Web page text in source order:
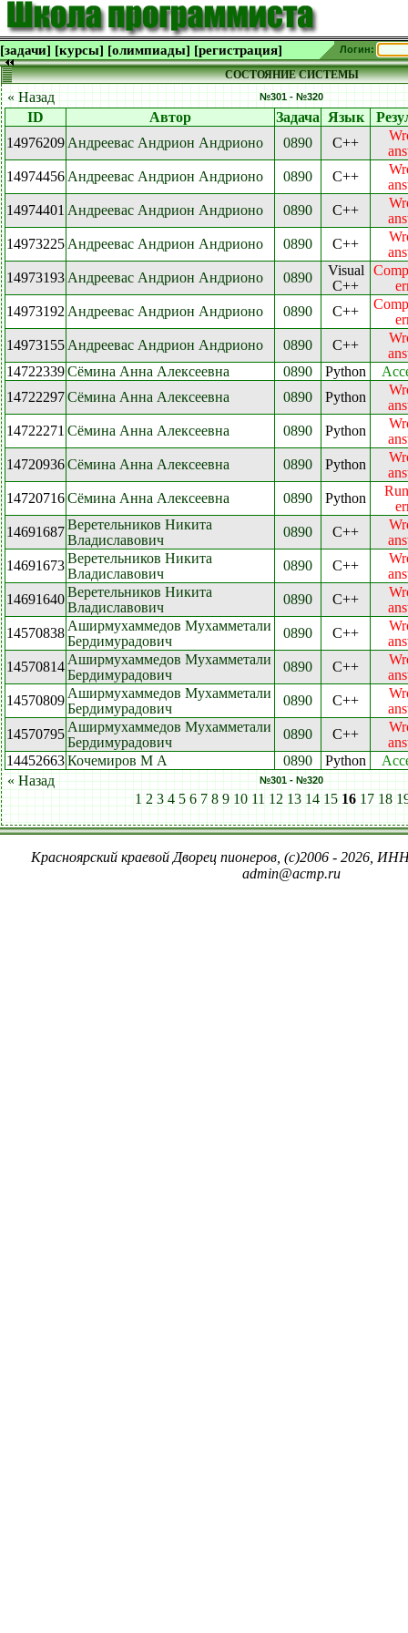
[задачи] [курсы] [олимпиады] [регистрация] Логин:
СОСТОЯНИЕ СИСТЕМЫ
« Назад №301 - №320
ID Автор Задача Язык
14976209 Андреевас Андрион Андрионо 0890 C++
14974456 Андреевас Андрион Андрионо 0890 C++
14974401 Андреевас Андрион Андрионо 0890 C++
14973225 Андреевас Андрион Андрионо 0890 C++
14973193 Андреевас Андрион Андрионо 0890
Visual
C++
14973192 Андреевас Андрион Андрионо 0890 C++
14973155 Андреевас Андрион Андрионо 0890 C++
14722339Сёмина Анна Алексеевна 0890 Python
14722297Сёмина Анна Алексеевна 0890 Python
14722271 Сёмина Анна Алексеевна 0890 Python
14720936Сёмина Анна Алексеевна 0890 Python
14720716Сёмина Анна Алексеевна 0890 Python
14691687Веретельников Никита
Владиславович
0890 C++
14691673Веретельников Никита
Владиславович
0890 C++
14691640Веретельников Никита
Владиславович
0890 C++
14570838 Аширмухаммедов Мухамметали
Бердимурадович
0890 C++
14570814 Аширмухаммедов Мухамметали
Бердимурадович
0890 C++
14570809 Аширмухаммедов Мухамметали
Бердимурадович
0890 C++
14570795 Аширмухаммедов Мухамметали
Бердимурадович
0890 C++
14452663Кочемиров М А 0890 Python
« Назад
№301 - №320
1 2 3 4 5 6 7 8 9 10 11 12 13 14 15 16 17 18
Красноярский краевой Дворец пионеров, (c)2006 - 2026,
admin@acmp.ru